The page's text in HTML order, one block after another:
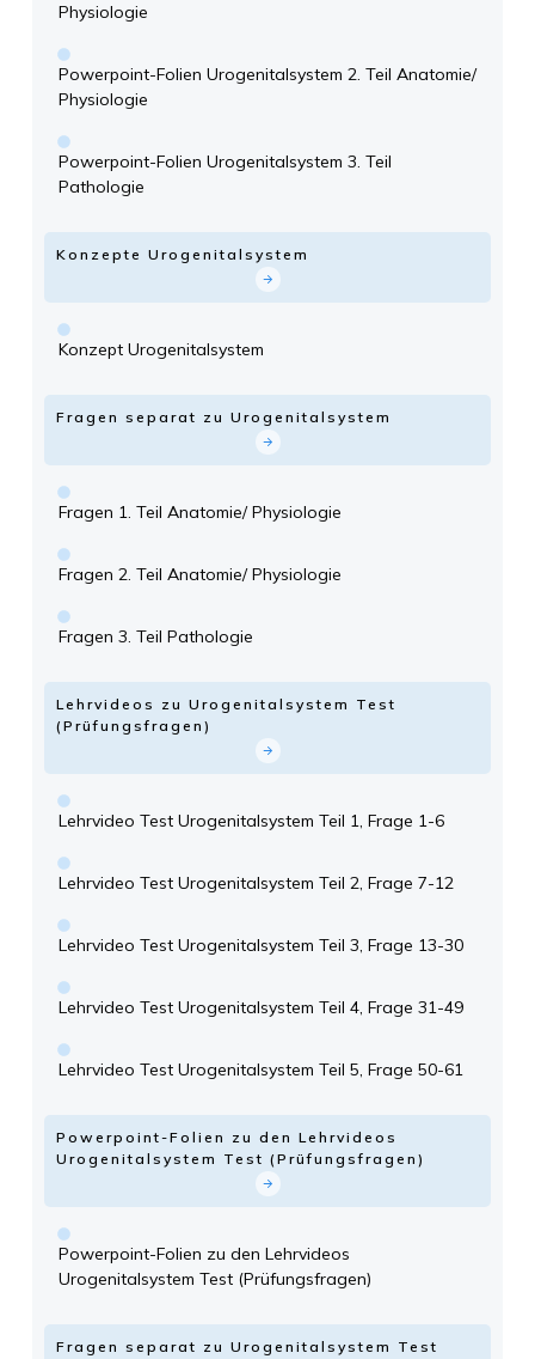
Physiologie
Powerpoint-Folien Urogenitalsystem 2. Teil Anatomie/
Physiologie
Powerpoint-Folien Urogenitalsystem 3. Teil
Pathologie
Konzepte Urogenitalsystem
Konzept Urogenitalsystem
Fragen separat zu Urogenitalsystem
Fragen 1. Teil Anatomie/ Physiologie
Fragen 2. Teil Anatomie/ Physiologie
Fragen 3. Teil Pathologie
Lehrvideos zu Urogenitalsystem Test
(Prüfungsfragen)
Lehrvideo Test Urogenitalsystem Teil 1, Frage 1-6
Lehrvideo Test Urogenitalsystem Teil 2, Frage 7-12
Lehrvideo Test Urogenitalsystem Teil 3, Frage 13-30
Lehrvideo Test Urogenitalsystem Teil 4, Frage 31-49
Lehrvideo Test Urogenitalsystem Teil 5, Frage 50-61
Powerpoint-Folien zu den Lehrvideos
Urogenitalsystem Test (Prüfungsfragen)
Powerpoint-Folien zu den Lehrvideos
Urogenitalsystem Test (Prüfungsfragen)
Fragen separat zu Urogenitalsystem Test